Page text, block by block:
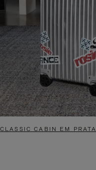
CLASSIC CABIN EM PRATA